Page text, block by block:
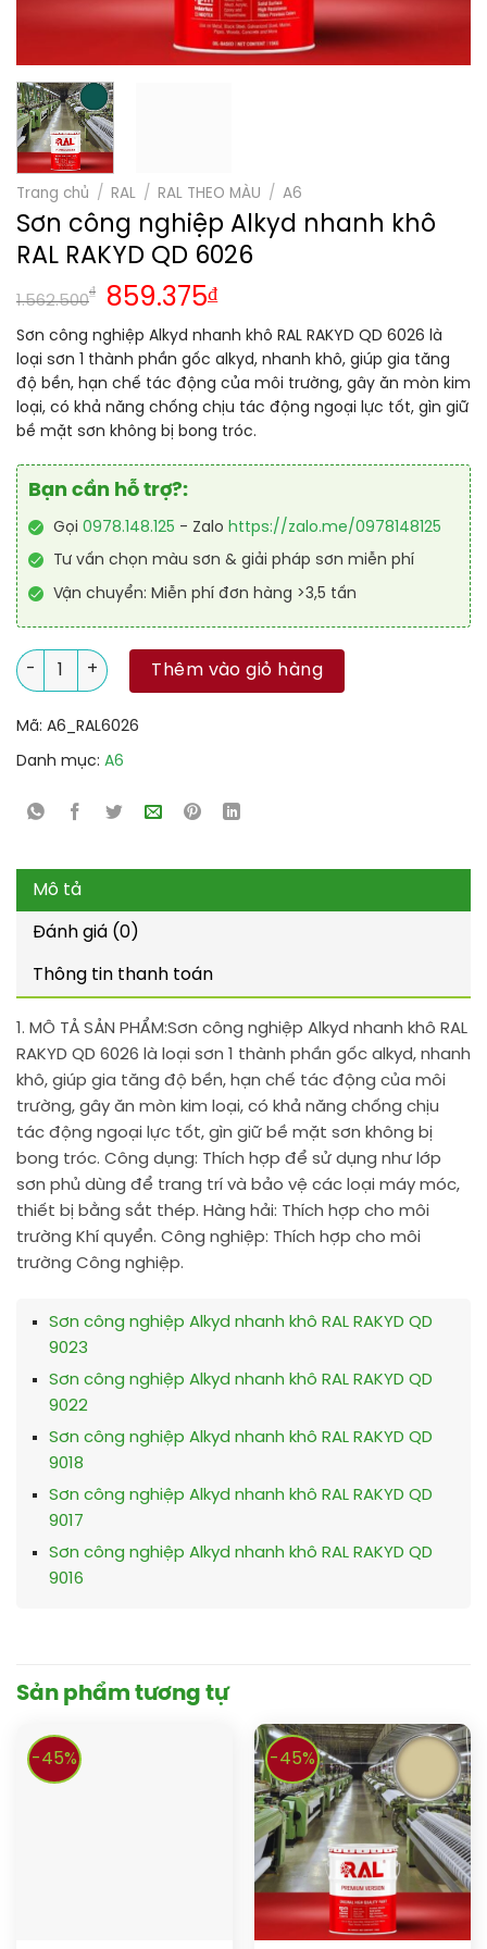
Trang chủ / RAL / RAL THEO MÀU / A6
Sơn công nghiệp Alkyd nhanh khô
RAL RAKYD QD 6026
1.562.500
₫ 859.375₫
Sơn công nghiệp Alkyd nhanh khô RAL RAKYD QD 6026 là
loại sơn 1 thành phần gốc alkyd, nhanh khô, giúp gia tăng
độ bền, hạn chế tác động của môi trường, gây ăn mòn kim
loại, có khả năng chống chịu tác động ngoại lực tốt, gìn giữ
bề mặt sơn không bị bong tróc.
Bạn cần hỗ trợ?:
Gọi 0978.148.125 - Zalo https://zalo.me/0978148125
Tư vấn chọn màu sơn & giải pháp sơn miễn phí
Vận chuyển: Miễn phí đơn hàng >3,5 tấn
Sơn công nghiệp Alkyd nhanh khô RAL RAKYD QD 6026 số
Thêm vào giỏ hàng
Mã: A6_RAL6026
Danh mục: A6
Mô tả
Đánh giá (0)
Thông tin thanh toán
1. MÔ TẢ SẢN PHẨM:Sơn công nghiệp Alkyd nhanh khô RAL
RAKYD QD 6026 là loại sơn 1 thành phần gốc alkyd, nhanh
khô, giúp gia tăng độ bền, hạn chế tác động của môi
trường, gây ăn mòn kim loại, có khả năng chống chịu
tác động ngoại lực tốt, gìn giữ bề mặt sơn không bị
bong tróc. Công dụng: Thích hợp để sử dụng như lớp
sơn phủ dùng để trang trí và bảo vệ các loại máy móc,
thiết bị bằng sắt thép. Hàng hải: Thích hợp cho môi
trường Khí quyển. Công nghiệp: Thích hợp cho môi
trường Công nghiệp.
Sơn công nghiệp Alkyd nhanh khô RAL RAKYD QD
9023
Sơn công nghiệp Alkyd nhanh khô RAL RAKYD QD
9022
Sơn công nghiệp Alkyd nhanh khô RAL RAKYD QD
9018
Sơn công nghiệp Alkyd nhanh khô RAL RAKYD QD
9017
Sơn công nghiệp Alkyd nhanh khô RAL RAKYD QD
9016
Sản phẩm tương tự
-45% -45%